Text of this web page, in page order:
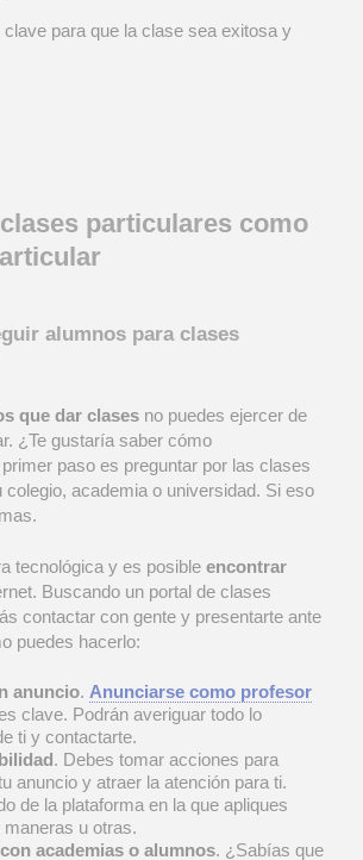
para que la clase sea exitosa y
particulares como
alumnos para clases
que dar clases no puedes ejercer de
¿Te gustaría saber cómo
paso es preguntar por las clases
colegio, academia o universidad. Si eso
tecnológica y es posible encontrar
Buscando un portal de clases
contactar con gente y presentarte ante
puedes hacerlo:
anuncio. Anunciarse como profesor
clave. Podrán averiguar todo lo
ti y contactarte.
. Debes tomar acciones para
anuncio y atraer la atención para ti.
de la plataforma en la que apliques
maneras u otras.
academias o alumnos. ¿Sabías que